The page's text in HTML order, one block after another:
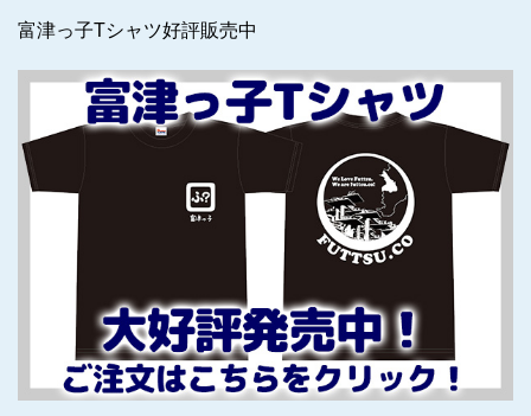
富津っ子Tシャツ好評販売中